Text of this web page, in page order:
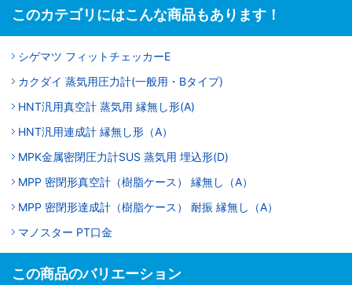
このカテゴリにはこんな商品もあります！
シゲマツ フィットチェッカーE
カクダイ 蒸気用圧力計(一般用・Bタイプ)
HNT汎用真空計 蒸気用 縁無し形(A)
HNT汎用連成計 縁無し形（A）
MPK金属密閉圧力計SUS 蒸気用 埋込形(D)
MPP 密閉形真空計（樹脂ケース） 縁無し（A）
MPP 密閉形達成計（樹脂ケース） 耐振 縁無し（A）
マノスター PT口金
この商品のバリエーション